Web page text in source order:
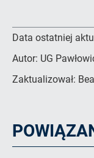
Data ostatniej
Autor: UG
Zaktualizował: